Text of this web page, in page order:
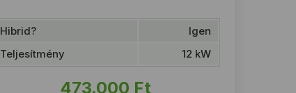
Hibrid?
Igen
Teljesítmény
12 kW
473.000 Ft